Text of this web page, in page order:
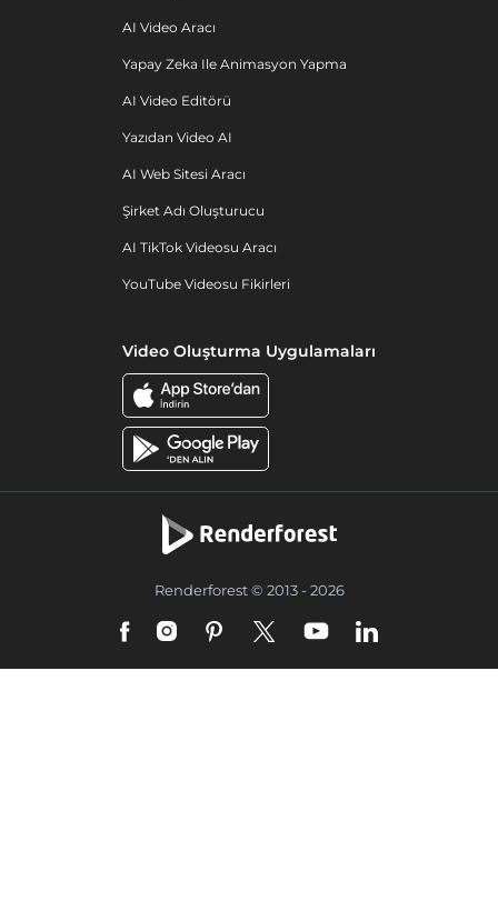
AI Video Aracı
Yapay Zeka Ile Animasyon Yapma
AI Video Editörü
Yazıdan Video AI
AI Web Sitesi Aracı
Şirket Adı Oluşturucu
AI TikTok Videosu Aracı
YouTube Videosu Fikirleri
Video Oluşturma Uygulamaları
Renderforest © 2013 - 2026